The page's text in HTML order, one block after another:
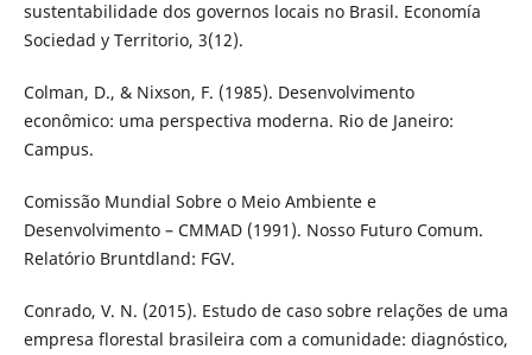
sustentabilidade dos governos locais no Brasil. Economía
Sociedad y Territorio, 3(12).
Colman, D., & Nixson, F. (1985). Desenvolvimento
econômico: uma perspectiva moderna. Rio de Janeiro:
Campus.
Comissão Mundial Sobre o Meio Ambiente e
Desenvolvimento – CMMAD (1991). Nosso Futuro Comum.
Relatório Bruntdland: FGV.
Conrado, V. N. (2015). Estudo de caso sobre relações de uma
empresa florestal brasileira com a comunidade: diagnóstico,